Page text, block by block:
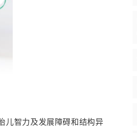
儿智力及发展障碍和结构异